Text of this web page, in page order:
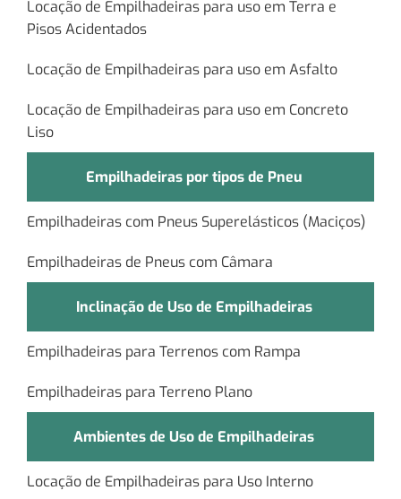
Locação de Empilhadeiras para uso em Terra e
Pisos Acidentados
Locação de Empilhadeiras para uso em Asfalto
Locação de Empilhadeiras para uso em Concreto
Liso
Empilhadeiras por tipos de Pneu
Empilhadeiras com Pneus Superelásticos (Maciços)
Empilhadeiras de Pneus com Câmara
Inclinação de Uso de Empilhadeiras
Empilhadeiras para Terrenos com Rampa
Empilhadeiras para Terreno Plano
Ambientes de Uso de Empilhadeiras
Locação de Empilhadeiras para Uso Interno